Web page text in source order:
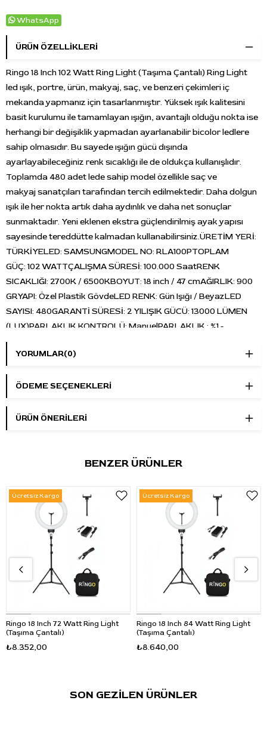
WhatsApp
ÜRÜN ÖZELLIKLERI
Ringo 18 Inch 102 Watt Ring Light (Taşıma Çantalı) Ring Light
led ışık, portre, ürün, makyaj, saç, ve benzeri çekimleri iç
mekanda yapmanız için tasarlanmıştır. Yüksek ışık kalitesini
basit kurulumu ile tamamlayan ışığın, avantajlı olduğu nokta ise
herhangi bir değişiklik yapmadan ayarlanabilir bicolor ledlere
sahip olmasıdır. Bu sayede ışığın gücü dışında
ayarlayabileceğiniz renk sıcaklığı ile de oldukça kullanışlıdır.
Toplamda 480 adet lede sahip model özellikle saç ve
makyaj sanatçıları tarafından tercih edilmektedir. Daha dolgun
ışık ile her nokta artık daha aydınlık ve daha net sonuçlar
sunmaktadır. Yeni eklenen ekstra güçlendirilmiş ayak yapısı
sayesinde tereddütte kalmadan kullanabilirsiniz.ÜRETİM YERİ:
TÜRKİYELED: SAMSUNGMODEL NO: RLA100PTOPLAM
GÜÇ: 102 WATTÇALIŞMA SÜRESİ: 100.000 SaatRENK
SICAKLIĞI: 2700K / 6500KBOYUT: 18 inch / 47 cmAĞIRLIK: 900
GRYAPI: Özel Plastik GövdeLED RENK: Gün Işığı / BeyazLED
SAYISI: 480GARANTİ SÜRESİ: 2 YILIŞIK GÜCÜ: 13000 LÜMEN
(LUX)PARLAKLIK KONTROLÜ: ManuelPARLAKLIK : %1 -
0DİFFÜZER ORANI: pRENK KONTROLÜ: DİMLEMECRI: 96
PAKET İÇERİĞİ 1 x 2 Metre Destekli Tripod 1 x Ring Light 1 x
kullanıcı belirler)
YORUMLAR(0)
ÖDEME SEÇENEKLERI
ÜRÜN ÖNERILERI
BENZER ÜRÜNLER
Ringo 18 Inch 72 Watt Ring Light
(Taşıma Çantalı)
₺8.352,00
Ücretsiz Kargo
Ringo 18 Inch 84 Watt Ring Light
(Taşıma Çantalı)
₺8.640,00
Ücretsiz Kargo
SON GEZİLEN ÜRÜNLER